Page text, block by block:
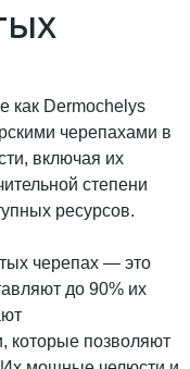
как Dermochelys
черепахами в
включая их
степени
ресурсов.
черепах — это
до 90% их
которые позволяют